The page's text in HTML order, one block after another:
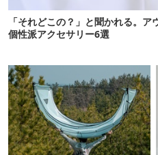
「それどこの？」と聞かれる。
個性派アクセサリー6選